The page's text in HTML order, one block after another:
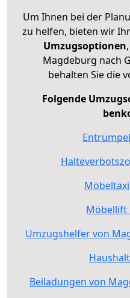
Um Ihnen bei der
zu helfen, bieten wir
Umzugsoptionen
Magdeburg nach
behalten Sie die
Folgende
Möbellift
Umzugshelfer von
Beiladungen von